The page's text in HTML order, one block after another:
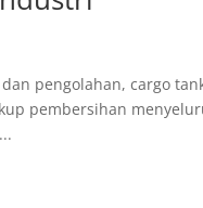
pengolahan, cargo
pembersihan